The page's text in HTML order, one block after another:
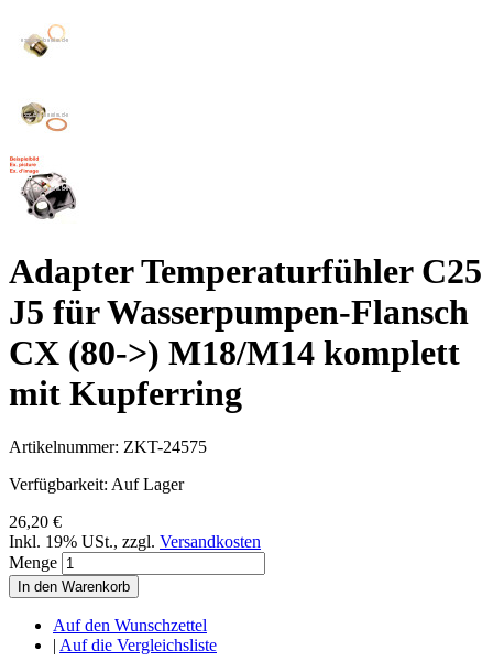
Adapter Temperaturfühler C25
J5 für Wasserpumpen-Flansch
CX (80->) M18/M14 komplett
mit Kupferring
Artikelnummer: ZKT-24575
Verfügbarkeit: Auf Lager
26,20 €
Inkl. 19% USt., zzgl. Versandkosten
Menge
In den Warenkorb
Auf den Wunschzettel
| Auf die Vergleichsliste